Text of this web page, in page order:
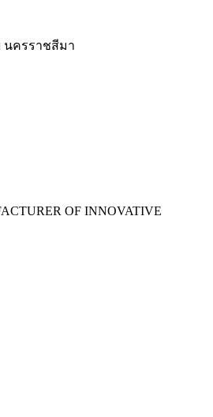
นครราชสีมา
OF INNOVATIVE